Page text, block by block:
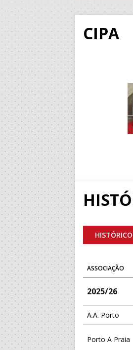
CIPA
ASSOCIAÇÃO
2025/26
A.A. Porto
Porto A Praia